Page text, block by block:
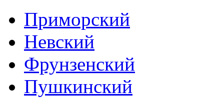
Приморский
Невский
Фрунзенский
Пушкинский